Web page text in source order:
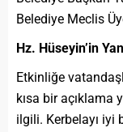
Belediye Meclis
Hz. Hüseyin’in
Etkinliğe
kısa bir açıklama
ilgili. Kerbelayı iyi